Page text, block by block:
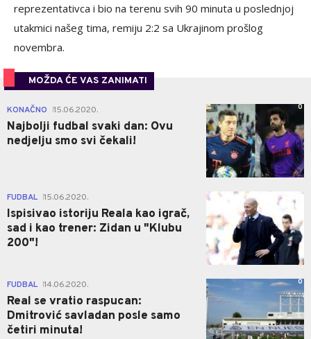
reprezentativca i bio na terenu svih 90 minuta u poslednjoj
utakmici našeg tima, remiju 2:2 sa Ukrajinom prošlog
novembra.
MOŽDA ĆE VAS ZANIMATI
KONAČNO 15.06.2020.
Najbolji fudbal svaki dan: Ovu
nedjelju smo svi čekali!
0
FUDBAL 15.06.2020.
Ispisivao istoriju Reala kao igrač,
sad i kao trener: Zidan u "Klubu
200"!
0
FUDBAL 14.06.2020.
Real se vratio raspucan:
Dmitrović savladan posle samo
četiri minuta!
0